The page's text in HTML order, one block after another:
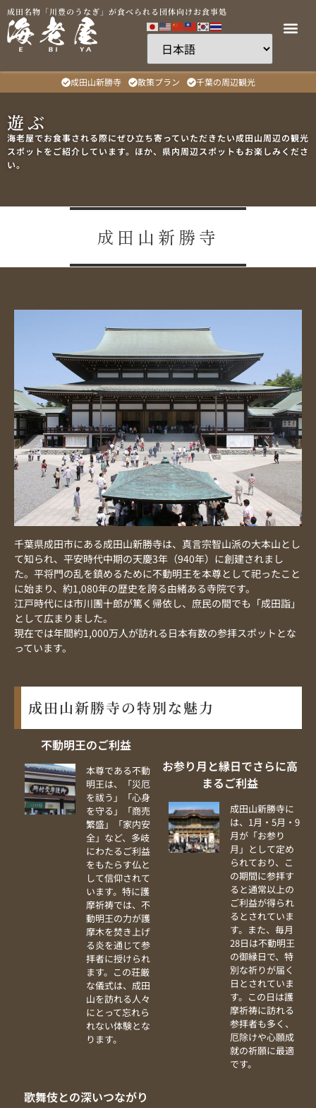
成田名物「川豊のうなぎ」が食べられる団体向けお食事処
成田山新勝寺 散策プラン 千葉の周辺観光
遊ぶ
海老屋でお食事される際にぜひ立ち寄っていただきたい成田山周辺の観光
スポットをご紹介しています。ほか、県内周辺スポットもお楽しみくださ
い。
成田山新勝寺
千葉県成田市にある成田山新勝寺は、真言宗智山派の大本山とし
て知られ、平安時代中期の天慶3年（940年）に創建されまし
た。平将門の乱を鎮めるために不動明王を本尊として祀ったこと
に始まり、約1,080年の歴史を誇る由緒ある寺院です。
江戸時代には市川團十郎が篤く帰依し、庶民の間でも「成田詣」
として広まりました。
現在では年間約1,000万人が訪れる日本有数の参拝スポットとな
っています。
成田山新勝寺の特別な魅力
不動明王のご利益
本尊である不動
明王は、「災厄
を祓う」「心身
を守る」「商売
繁盛」「家内安
全」など、多岐
にわたるご利益
をもたらす仏と
して信仰されて
います。特に護
摩祈祷では、不
動明王の力が護
摩木を焚き上げ
る炎を通じて参
拝者に授けられ
ます。この荘厳
な儀式は、成田
山を訪れる人々
にとって忘れら
れない体験とな
ります。
お参り月と縁日でさらに高
まるご利益
成田山新勝寺に
は、1月・5月・9
月が「お参り
月」として定め
られており、こ
の期間に参拝す
ると通常以上の
ご利益が得られ
るとされていま
す。また、毎月
28日は不動明王
の御縁日で、特
別な祈りが届く
日とされていま
す。この日は護
摩祈祷に訪れる
参拝者も多く、
厄除けや心願成
就の祈願に最適
です。
歌舞伎との深いつながり